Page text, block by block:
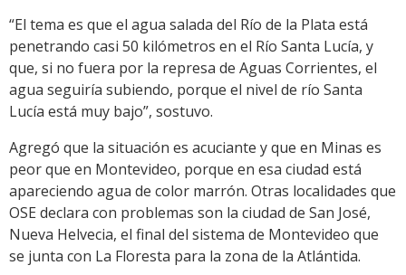
“El tema es que el agua salada del Río de la Plata está
penetrando casi 50 kilómetros en el Río Santa Lucía, y
que, si no fuera por la represa de Aguas Corrientes, el
agua seguiría subiendo, porque el nivel de río Santa
Lucía está muy bajo”, sostuvo.
Agregó que la situación es acuciante y que en Minas es
peor que en Montevideo, porque en esa ciudad está
apareciendo agua de color marrón. Otras localidades que
OSE declara con problemas son la ciudad de San José,
Nueva Helvecia, el final del sistema de Montevideo que
se junta con La Floresta para la zona de la Atlántida.